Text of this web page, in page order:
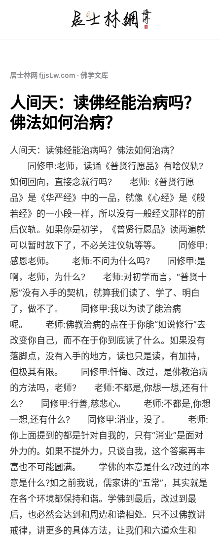
居士林网 fjjsLw.com · 佛学文库
人间天：读佛经能治病吗？
佛法如何治病？
人间天：读佛经能治病吗？佛法如何治病？
同修甲:老师，读诵《普贤行愿品》有啥仪轨?
如何回向，直接念就行吗? 老师:《普贤行愿
品》是《华严经》中的一品，就像《心经》是《般
若经》的一小段一样，所以没有一般经文那样的前
后仪轨。如果你是初学，《普贤行愿品》读两遍就
可以暂时放下了，不必关注仪轨等等。 同修甲:
感恩老师。 老师:不问为什么吗? 同修甲:是
啊，老师，为什么? 老师:对初学而言，“普贤十
愿”没有入手的契机，就算我们读了、学了、明白
了，做不了。 同修甲:我以为读了能治病
呢。 老师:佛教治病的点在于你能“如说修行”去
改变你自己，而不在于你到底读了什么。如果没有
落脚点，没有入手的地方，读也只是读，有加持，
但极其有限。 同修甲:忏悔、改过，是佛教治病
的方法吗，老师? 老师:不都是,你想一想,还有什
么? 同修甲:行善,慈悲心。 老师:不都是,你想
一想,还有什么? 同修甲:消业，没了。 老师:
你上面提到的都是针对自我的，只有“消业”是面对
外力的。如果不提外力，只谈自我，这个答案再丰
富也不可能圆满。 学佛的本意是什么?改过的本
意是什么?如之前我说，儒家讲的“五常”，其实就是
在各个环境都保持和谐。学佛到最后，改过到最
后，也必然会达到和周遭和谐相处。只不过佛教讲
戒律，讲更多的具体方法，让我们和六道众生和